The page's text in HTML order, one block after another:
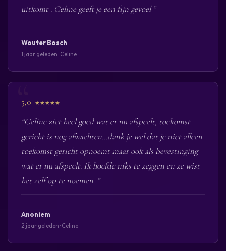
uitkomt . Celine geeft je een fijn gevoel ”
Wouter Bosch
1 jaar geleden · Celine
5,0 ★★★★★
“Celine ziet heel goed wat er nu afspeelt, toekomst
gericht is nog afwachten...dank je wel dat je niet alleen
toekomst gericht opnoemt maar ook als bevestinging
wat er nu afspeelt. Ik hoefde niks te zeggen en ze wist
het zelf op te noemen. ”
Anoniem
2 jaar geleden · Celine